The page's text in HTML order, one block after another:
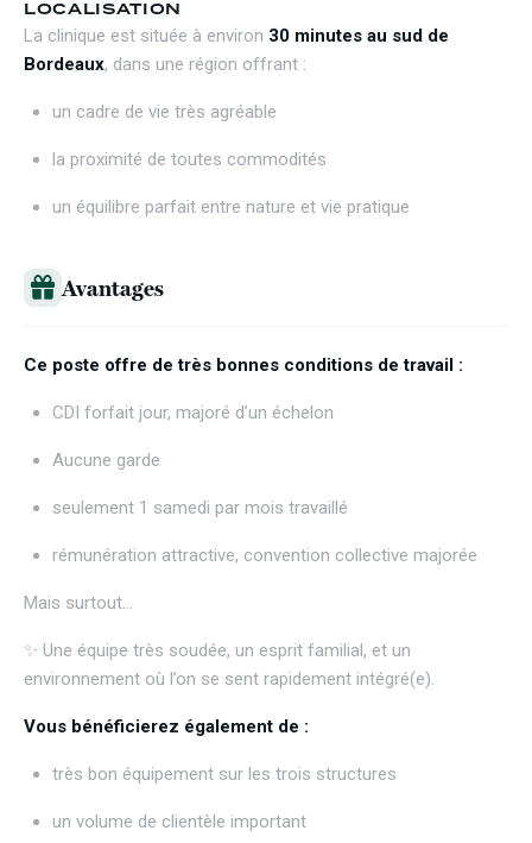
LOCALISATION
La clinique est située à environ 30 minutes au sud de
Bordeaux, dans une région offrant :
un cadre de vie très agréable
la proximité de toutes commodités
un équilibre parfait entre nature et vie pratique
Avantages
Ce poste offre de très bonnes conditions de travail :
CDI forfait jour, majoré d’un échelon
Aucune garde
seulement 1 samedi par mois travaillé
rémunération attractive, convention collective majorée
Mais surtout…
✨ Une équipe très soudée, un esprit familial, et un
environnement où l’on se sent rapidement intégré(e).
Vous bénéficierez également de :
très bon équipement sur les trois structures
un volume de clientèle important